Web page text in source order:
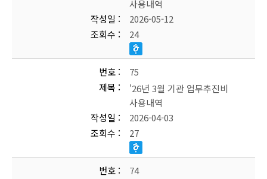
사용내역
작성일
2026-05-12
조회수
24
번호
75
제목
'26년 3월 기관 업무추진비
사용내역
작성일
2026-04-03
조회수
27
번호
74